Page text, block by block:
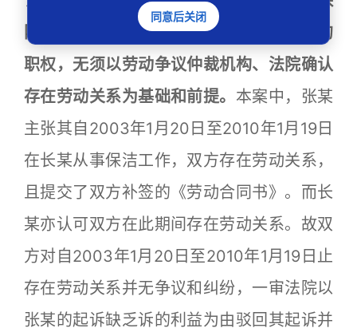
险行政部门有调查确认劳动关系是否存在的
职权，无须以劳动争议仲裁机构、法院确认
存在劳动关系为基础和前提。 本案中，张某
主张其自2003年1月20日至2010年1月19日
在长某从事保洁工作，双方存在劳动关系，
且提交了双方补签的《劳动合同书》。而长
某亦认可双方在此期间存在劳动关系。故双
方对自2003年1月20日至2010年1月19日止
存在劳动关系并无争议和纠纷，一审法院以
张某的起诉缺乏诉的利益为由驳回其起诉并
同意后关闭